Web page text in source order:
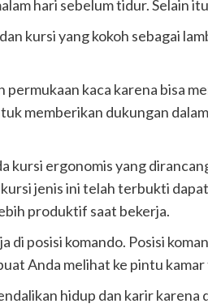
hari sebelum tidur. Selain
kursi yang kokoh sebagai
kaca karena bisa
memberikan dukungan
kursi ergonomis yang
jenis ini telah terbukti
produktif saat bekerja.
di posisi komando. Posisi
Anda melihat ke pintu
hidup dan karir